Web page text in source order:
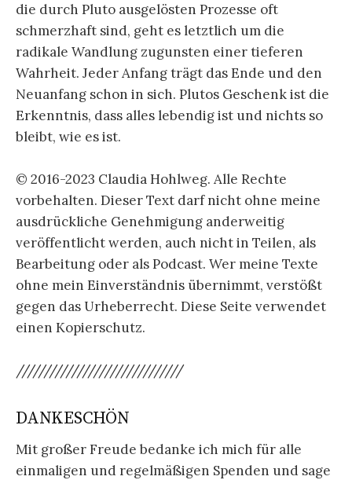
die durch Pluto ausgelösten Prozesse oft
schmerzhaft sind, geht es letztlich um die
radikale Wandlung zugunsten einer tieferen
Wahrheit. Jeder Anfang trägt das Ende und den
Neuanfang schon in sich. Plutos Geschenk ist die
Erkenntnis, dass alles lebendig ist und nichts so
bleibt, wie es ist.
© 2016-2023 Claudia Hohlweg. Alle Rechte
vorbehalten. Dieser Text darf nicht ohne meine
ausdrückliche Genehmigung anderweitig
veröffentlicht werden, auch nicht in Teilen, als
Bearbeitung oder als Podcast. Wer meine Texte
ohne mein Einverständnis übernimmt, verstößt
gegen das Urheberrecht. Diese Seite verwendet
einen Kopierschutz.
//////////////////////////////
DANKESCHÖN
Mit großer Freude bedanke ich mich für alle
einmaligen und regelmäßigen Spenden und sage